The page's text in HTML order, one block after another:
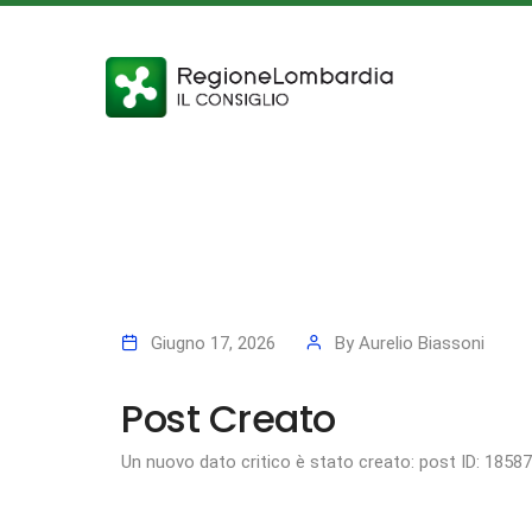
Giugno 17, 2026 By Aurelio Biassoni
Post Creato
Un nuovo dato critico è stato creato: post ID: